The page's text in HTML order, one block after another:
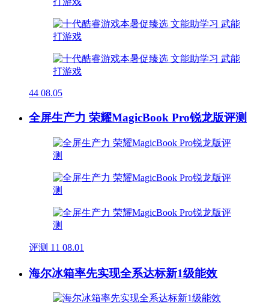
44 08.05
全屏生产力 荣耀MagicBook Pro锐龙版评测
评测 11 08.01
海尔冰箱率先实现全系达标新1级能效